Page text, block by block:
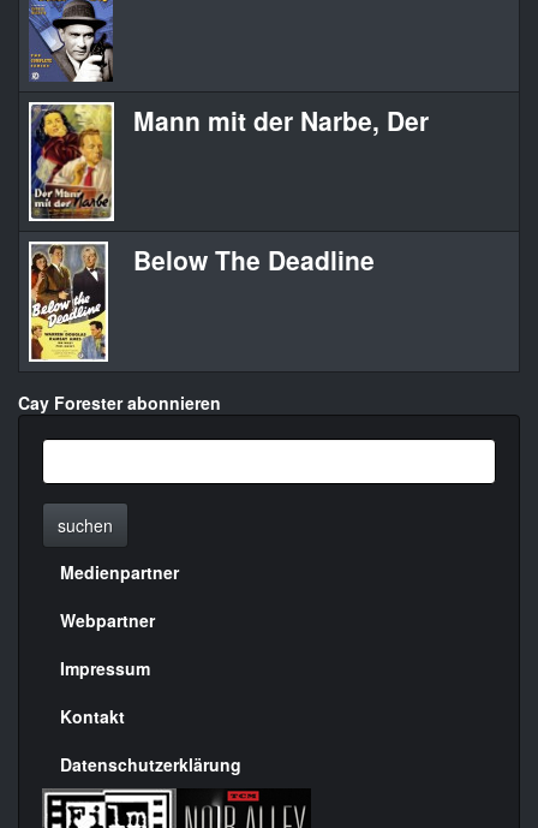
Mann mit der Narbe, Der
Below The Deadline
Cay Forester abonnieren
suchen
Menülinks
rechte
Seite
Medienpartner
Webpartner
Impressum
Kontakt
Datenschutzerklärung